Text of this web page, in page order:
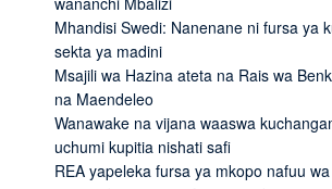
Mhandisi Swedi: Nanenane ni fursa ya
sekta ya madini
Msajili wa Hazina ateta na Rais wa
na Maendeleo
Wanawake na vijana waaswa
uchumi kupitia nishati safi
REA yapeleka fursa ya mkopo nafuu